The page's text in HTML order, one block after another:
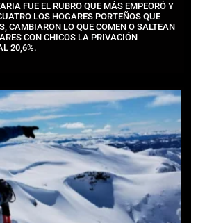
FUE EL RUBRO QUE MÁS EMPEORÓ Y
LOS HOGARES PORTEÑOS QUE
CAMBIARON LO QUE COMEN O SALTEAN
CON CHICOS LA PRIVACIÓN
20,6%.